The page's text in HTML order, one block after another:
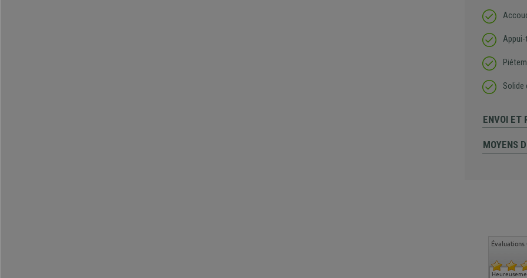
Appui-
Solide
ENVOI ET
MOYENS
Évaluations